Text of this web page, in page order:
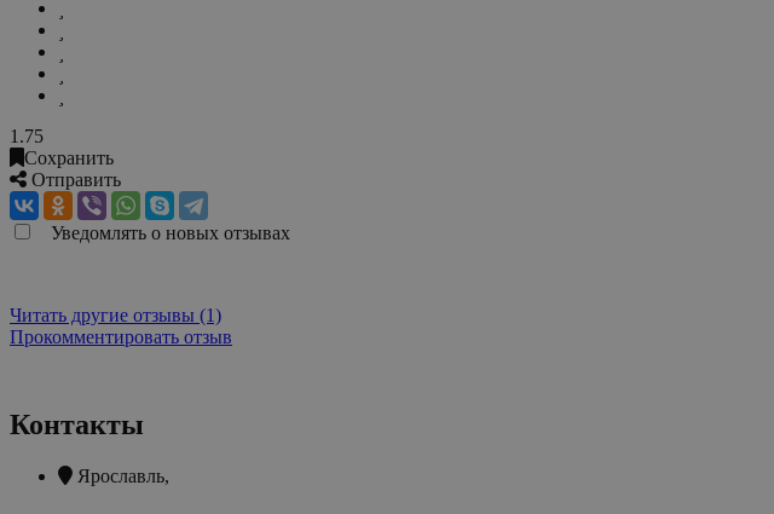
1.75
Сохранить
Отправить
Уведомлять о новых отзывах
Читать другие отзывы (1)
Прокомментировать отзыв
Контакты
Ярославль,